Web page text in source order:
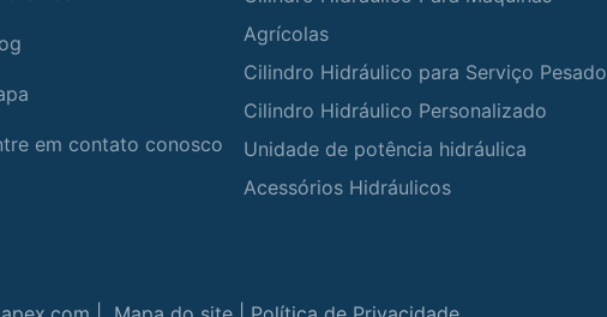
em contato conosco
Agrícolas
Cilindro Hidráulico para Serviço Pesado
Cilindro Hidráulico Personalizado
Unidade de potência hidráulica
Acessórios Hidráulicos